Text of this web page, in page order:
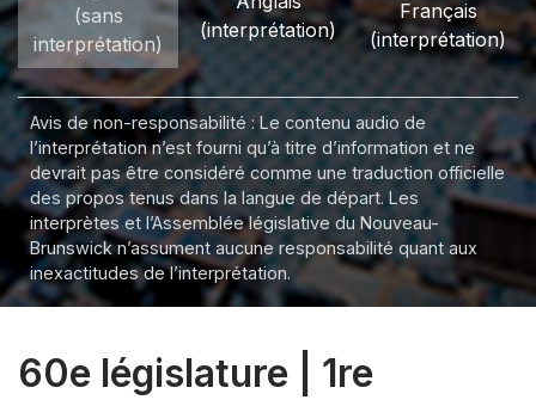
(sans
interprétation)
(interprétation)
Français
(interprétation)
Avis de non-responsabilité : Le contenu audio de
l’interprétation n’est fourni qu’à titre d’information et ne
devrait pas être considéré comme une traduction officielle
des propos tenus dans la langue de départ. Les
interprètes et l’Assemblée législative du Nouveau-
Brunswick n’assument aucune responsabilité quant aux
inexactitudes de l’interprétation.
60e législature | 1re